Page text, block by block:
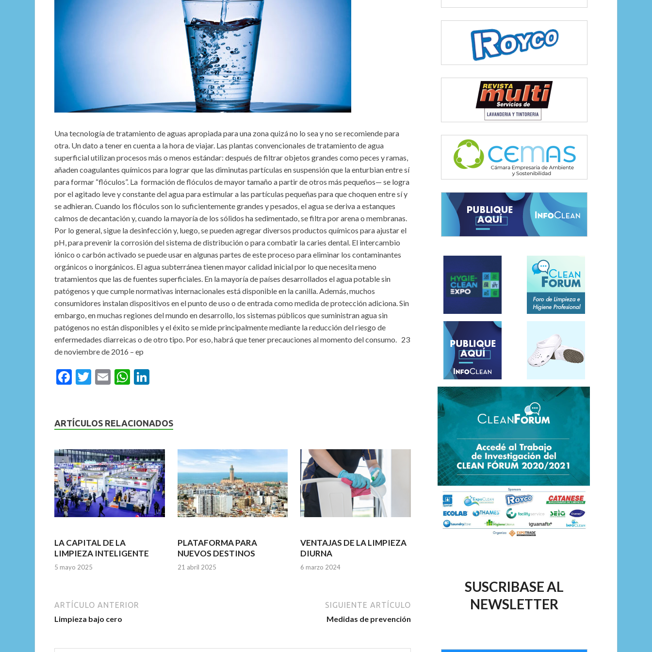
Una tecnología de tratamiento de aguas apropiada para una zona quizá no lo sea y no se recomiende para
otra. Un dato a tener en cuenta a la hora de viajar. Las plantas convencionales de tratamiento de agua
superficial utilizan procesos más o menos estándar: después de filtrar objetos grandes como peces y ramas,
añaden coagulantes químicos para lograr que las diminutas partículas en suspensión que la enturbian entre sí
para formar “flóculos”. La formación de flóculos de mayor tamaño a partir de otros más pequeños— se logra
por el agitado leve y constante del agua para estimular a las partículas pequeñas para que choquen entre sí y
se adhieran. Cuando los flóculos son lo suficientemente grandes y pesados, el agua se deriva a estanques
calmos de decantación y, cuando la mayoría de los sólidos ha sedimentado, se filtra por arena o membranas.
Por lo general, sigue la desinfección y, luego, se pueden agregar diversos productos químicos para ajustar el
pH, para prevenir la corrosión del sistema de distribución o para combatir la caries dental. El intercambio
iónico o carbón activado se puede usar en algunas partes de este proceso para eliminar los contaminantes
orgánicos o inorgánicos. El agua subterránea tienen mayor calidad inicial por lo que necesita meno
tratamientos que las de fuentes superficiales. En la mayoría de países desarrollados el agua potable sin
patógenos y que cumple normativas internacionales está disponible en la canilla. Además, muchos
consumidores instalan dispositivos en el punto de uso o de entrada como medida de protección adiciona. Sin
embargo, en muchas regiones del mundo en desarrollo, los sistemas públicos que suministran agua sin
patógenos no están disponibles y el éxito se mide principalmente mediante la reducción del riesgo de
enfermedades diarreicas o de otro tipo. Por eso, habrá que tener precauciones al momento del consumo. 23
de noviembre de 2016 – ep
F
b
o
k
T
er
E
l
W
s
p
p
dI
ARTÍCULOS RELACIONADOS
LA CAPITAL DE LA
LIMPIEZA INTELIGENTE
5 mayo 2025
PLATAFORMA PARA
NUEVOS DESTINOS
21 abril 2025
VENTAJAS DE LA LIMPIEZA
DIURNA
6 marzo 2024
ARTÍCULO ANTERIOR
Limpieza bajo cero
SIGUIENTE ARTÍCULO
Medidas de prevención
SUSCRIBASE AL
NEWSLETTER